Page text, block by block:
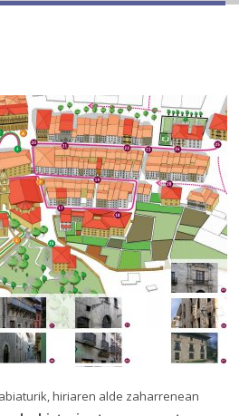
hiriaren alde zaharrenean